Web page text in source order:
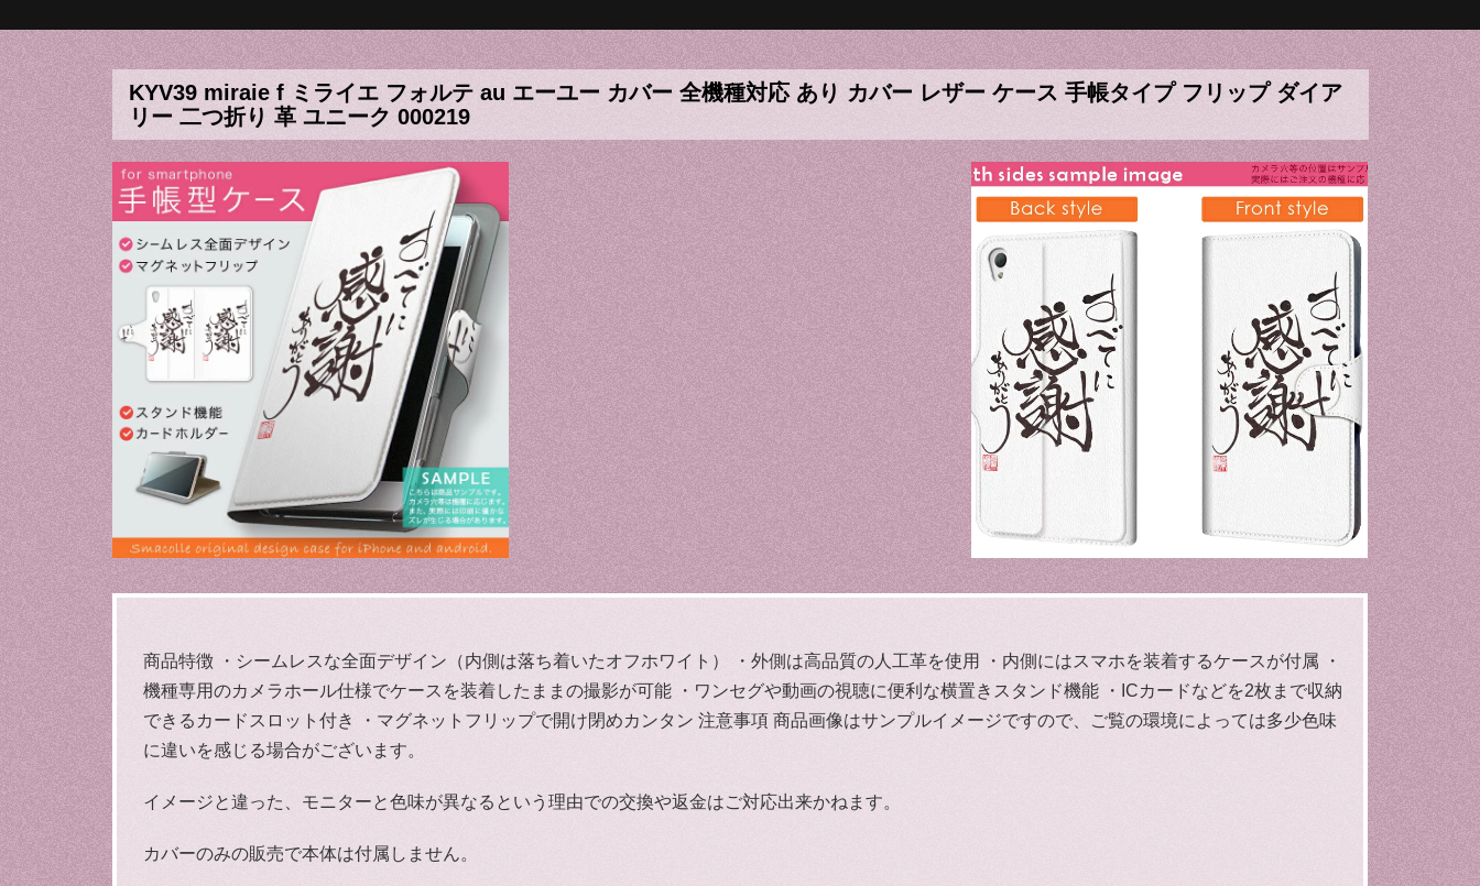
KYV39 miraie f ミライエ フォルテ au エーユー カバー 全機種対応 あり カバー レザー ケース 手帳タイプ フリップ ダイア
リー 二つ折り 革 ユニーク 000219
商品特徴 ・シームレスな全面デザイン（内側は落ち着いたオフホワイト） ・外側は高品質の人工革を使用 ・内側にはスマホを装着するケースが付属 ・
機種専用のカメラホール仕様でケースを装着したままの撮影が可能 ・ワンセグや動画の視聴に便利な横置きスタンド機能 ・ICカードなどを2枚まで収納
できるカードスロット付き ・マグネットフリップで開け閉めカンタン 注意事項 商品画像はサンプルイメージですので、ご覧の環境によっては多少色味
に違いを感じる場合がございます。
イメージと違った、モニターと色味が異なるという理由での交換や返金はご対応出来かねます。
カバーのみの販売で本体は付属しません。